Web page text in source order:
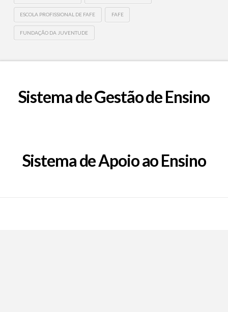
ESCOLA PROFISSIONAL DE FAFE FAFE
FUNDAÇÃO DA JUVENTUDE
Sistema de Gestão de Ensino
Sistema de Apoio ao Ensino